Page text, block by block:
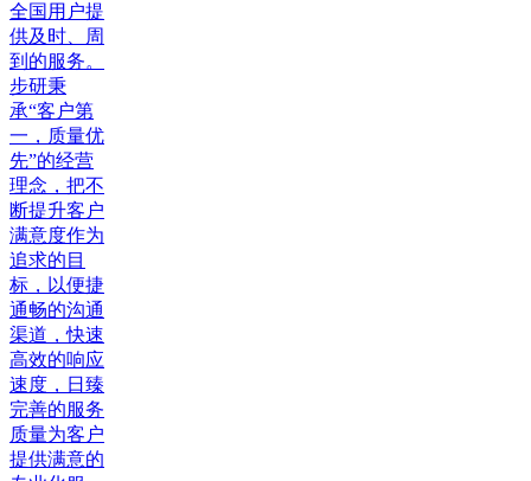
全国用户提
供及时、周
到的服务。
步研秉
承“客户第
一，质量优
先”的经营
理念，把不
断提升客户
满意度作为
追求的目
标，以便捷
通畅的沟通
渠道，快速
高效的响应
速度，日臻
完善的服务
质量为客户
提供满意的